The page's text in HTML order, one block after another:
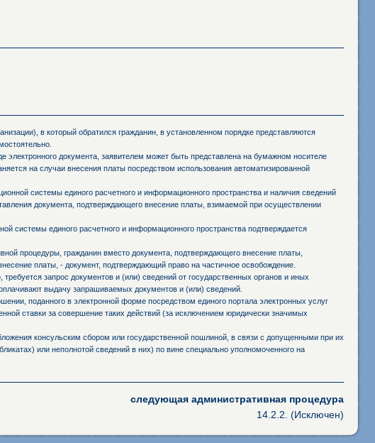
в который обратился гражданин, в установленном порядке представляются
документа, заявителем может быть представлена на бумажном носителе
на случаи внесения платы посредством использования автоматизированной
системы единого расчетного и информационного пространства и наличия сведений
документа, подтверждающего внесение платы, взимаемой при осуществлении
системы единого расчетного и информационного пространства подтверждается
процедуры, гражданин вместо документа, подтверждающего внесение платы,
платы, - документ, подтверждающий право на частичное освобождение.
запрос документов и (или) сведений от государственных органов и иных
выдачу запрашиваемых документов и (или) сведений.
поданного в электронной форме посредством единого портала электронных услуг
ставки за совершение таких действий (за исключением юридически значимых
консульским сбором или государственной пошлиной, в связи с допущенными при их
или неполнотой сведений в них) по вине специально уполномоченного на
следующая административная процедура
14.2.2. (Исключен)